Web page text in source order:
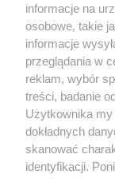
Nie zapomnij
zapoznać się z:
Twojemiasto
Piekary Śląskie
Chorzów
Tarnowskie Góry
informacje na
osobowe, takie
informacje
przeglądania w
reklam, wybór
treści, badanie
Użytkownika
dokładnych
skanować
identyfikacji.